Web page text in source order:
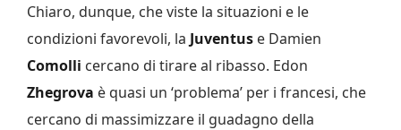
Chiaro, dunque, che viste la situazioni e le
condizioni favorevoli, la Juventus e Damien
Comolli cercano di tirare al ribasso. Edon
Zhegrova è quasi un ‘problema’ per i francesi, che
cercano di massimizzare il guadagno della